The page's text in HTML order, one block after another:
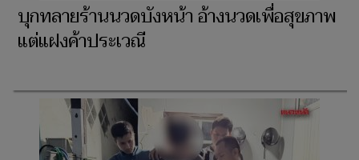
บุกทลายร้านนวดบังหน้า อ้างนวดเพื่อสุขภาพ
แต่แฝงค้าประเวณี